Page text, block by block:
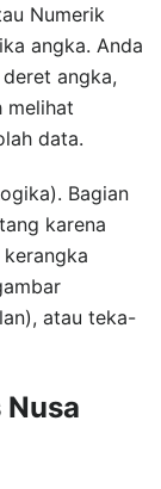
Numerik
angka. Anda
angka,
melihat
data.
Bagian
karena
atau teka-